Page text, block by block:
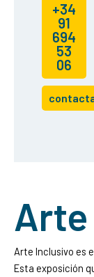
+34
91
694
53
06
Arte Inclusivo es
Esta exposición